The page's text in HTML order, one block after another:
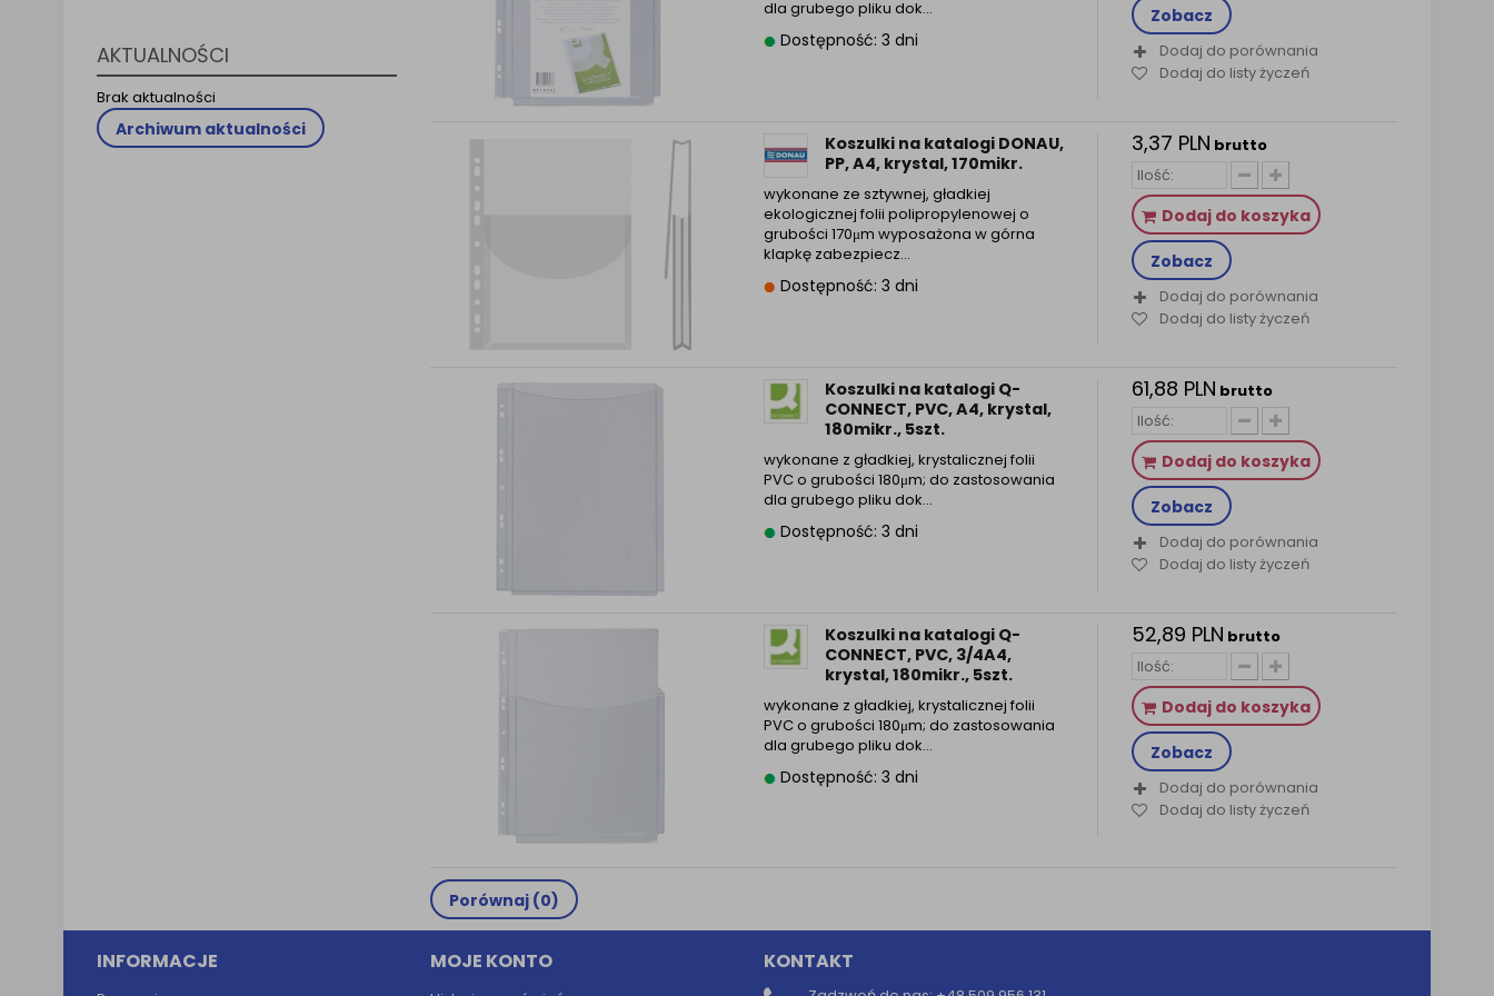
AKTUALNOŚCI
Brak aktualności
Archiwum aktualności
dla grubego pliku dok...
Dostępność: 3 dni
Zobacz
Dodaj do porównania
Dodaj do listy życzeń
Koszulki na katalogi DONAU,
PP, A4, krystal, 170mikr.
wykonane ze sztywnej, gładkiej
ekologicznej folii polipropylenowej o
grubości 170μm wyposażona w górna
klapkę zabezpiecz...
Dostępność: 3 dni
3,37 PLN brutto
Dodaj do koszyka
Zobacz
Dodaj do porównania
Dodaj do listy życzeń
Koszulki na katalogi Q-
CONNECT, PVC, A4, krystal,
180mikr., 5szt.
wykonane z gładkiej, krystalicznej folii
PVC o grubości 180μm; do zastosowania
dla grubego pliku dok...
Dostępność: 3 dni
61,88 PLN brutto
Dodaj do koszyka
Zobacz
Dodaj do porównania
Dodaj do listy życzeń
Koszulki na katalogi Q-
CONNECT, PVC, 3/4A4,
krystal, 180mikr., 5szt.
wykonane z gładkiej, krystalicznej folii
PVC o grubości 180μm; do zastosowania
dla grubego pliku dok...
Dostępność: 3 dni
52,89 PLN brutto
Dodaj do koszyka
Zobacz
Dodaj do porównania
Dodaj do listy życzeń
Porównaj (0)
INFORMACJE MOJE KONTO KONTAKT
Klauzula Informacyjna (rozwiń)
Lista Zaufanych Partnerów (rozwiń)